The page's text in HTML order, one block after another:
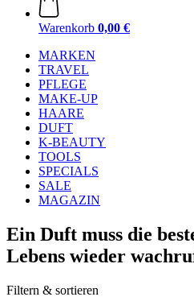
Warenkorb 0,00 €
MARKEN
TRAVEL
PFLEGE
MAKE-UP
HAARE
DUFT
K-BEAUTY
TOOLS
SPECIALS
SALE
MAGAZIN
Ein Duft muss die
Lebens wieder
Filtern & sortieren